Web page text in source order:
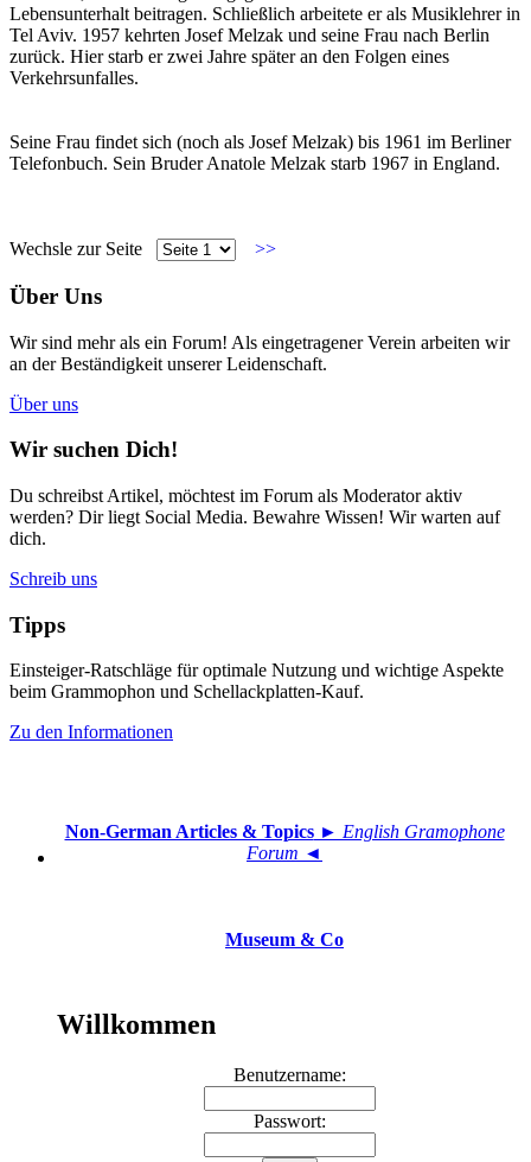
Lebensunterhalt beitragen. Schließlich arbeitete er als Musiklehrer in
Tel Aviv. 1957 kehrten Josef Melzak und seine Frau nach Berlin
zurück. Hier starb er zwei Jahre später an den Folgen eines
Verkehrsunfalles.
Seine Frau findet sich (noch als Josef Melzak) bis 1961 im Berliner
Telefonbuch. Sein Bruder Anatole Melzak starb 1967 in England.
Wechsle zur Seite >>
Über Uns
Wir sind mehr als ein Forum! Als eingetragener Verein arbeiten wir
an der Beständigkeit unserer Leidenschaft.
Über uns
Wir suchen Dich!
Du schreibst Artikel, möchtest im Forum als Moderator aktiv
werden? Dir liegt Social Media. Bewahre Wissen! Wir warten auf
dich.
Schreib uns
Tipps
Einsteiger-Ratschläge für optimale Nutzung und wichtige Aspekte
beim Grammophon und Schellackplatten-Kauf.
Zu den Informationen
Non-German Articles & Topics► English Gramophone
Forum ◄
Museum & Co
Willkommen
Benutzername:
Passwort: